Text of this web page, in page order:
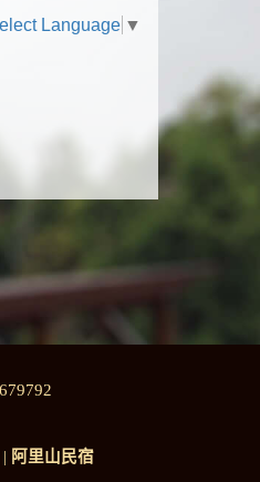
Language ▼
| 阿里山民宿